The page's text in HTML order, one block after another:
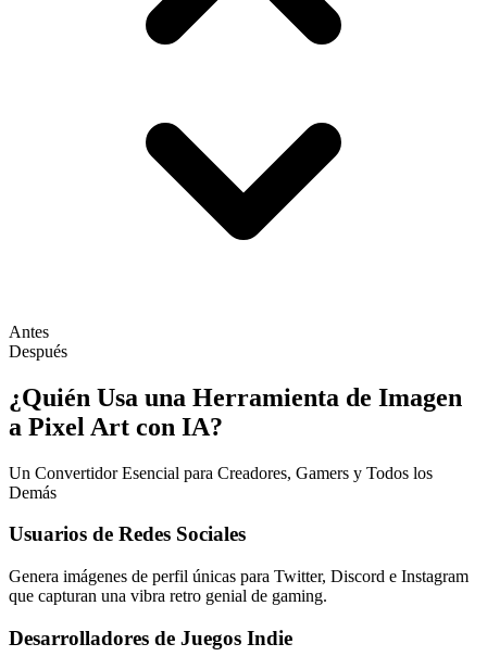
Antes
Después
¿Quién Usa una Herramienta de Imagen
a Pixel Art con IA?
Un Convertidor Esencial para Creadores, Gamers y Todos los
Demás
Usuarios de Redes Sociales
Genera imágenes de perfil únicas para Twitter, Discord e Instagram
que capturan una vibra retro genial de gaming.
Desarrolladores de Juegos Indie